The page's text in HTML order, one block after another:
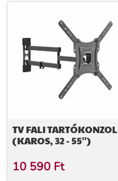
TV FALI TARTÓKONZOL
(KAROS, 32 - 55'')
10 590 Ft